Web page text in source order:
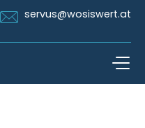
Icon Email
servus@wosiswert.at